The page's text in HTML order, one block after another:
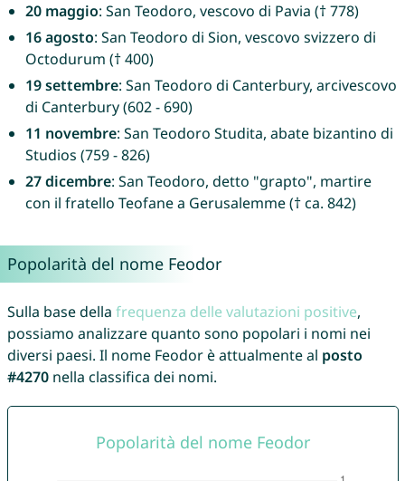
20 maggio: San Teodoro, vescovo di Pavia († 778)
16 agosto: San Teodoro di Sion, vescovo svizzero di
Octodurum († 400)
19 settembre: San Teodoro di Canterbury, arcivescovo
di Canterbury (602 - 690)
11 novembre: San Teodoro Studita, abate bizantino di
Studios (759 - 826)
27 dicembre: San Teodoro, detto "grapto", martire
con il fratello Teofane a Gerusalemme († ca. 842)
Popolarità del nome Feodor
Sulla base della frequenza delle valutazioni positive,
possiamo analizzare quanto sono popolari i nomi nei
diversi paesi. Il nome Feodor è attualmente al posto
#4270nella classifica dei nomi.